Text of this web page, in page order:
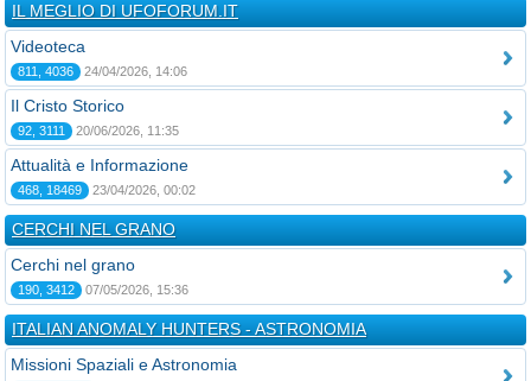
IL MEGLIO DI UFOFORUM.IT
Videoteca
811, 4036 24/04/2026, 14:06
Il Cristo Storico
92, 3111 20/06/2026, 11:35
Attualità e Informazione
468, 18469 23/04/2026, 00:02
CERCHI NEL GRANO
Cerchi nel grano
190, 3412 07/05/2026, 15:36
ITALIAN ANOMALY HUNTERS - ASTRONOMIA
Missioni Spaziali e Astronomia